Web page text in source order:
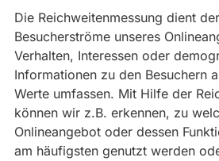
Die Reichweitenmessung dient
Besucherströme unseres
Verhalten, Interessen oder
Informationen zu den Besuchern
Werte umfassen. Mit Hilfe der
können wir z.B. erkennen, zu
Onlineangebot oder dessen
am häufigsten genutzt werden